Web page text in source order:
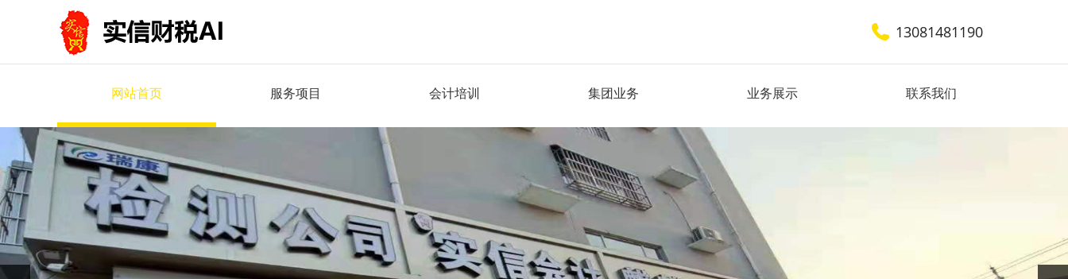
13081481190
网站首页 服务项目 会计培训 集团业务 业务展示 联系我们